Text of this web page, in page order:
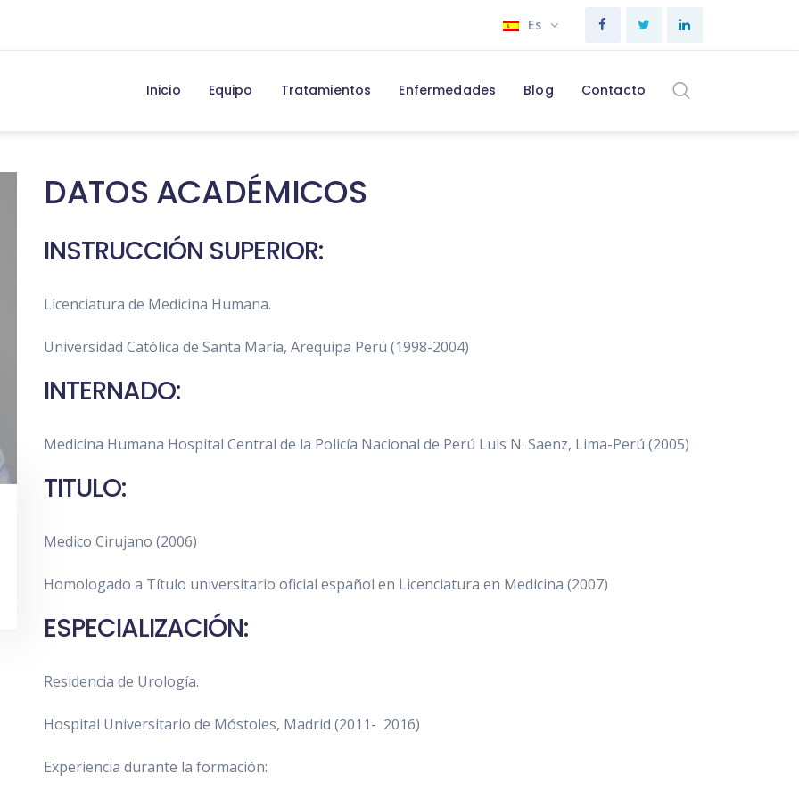
Es
Inicio Equipo Tratamientos Enfermedades Blog Contacto
DATOS ACADÉMICOS
INSTRUCCIÓN SUPERIOR:
Licenciatura de Medicina Humana.
Universidad Católica de Santa María, Arequipa Perú (1998-2004)
INTERNADO:
Medicina Humana Hospital Central de la Policía Nacional de Perú Luis N. Saenz, Lima-Perú (2005)
TITULO:
Medico Cirujano (2006)
Homologado a Título universitario oficial español en Licenciatura en Medicina (2007)
ESPECIALIZACIÓN:
Residencia de Urología.
Hospital Universitario de Móstoles, Madrid (2011- 2016)
Experiencia durante la formación: